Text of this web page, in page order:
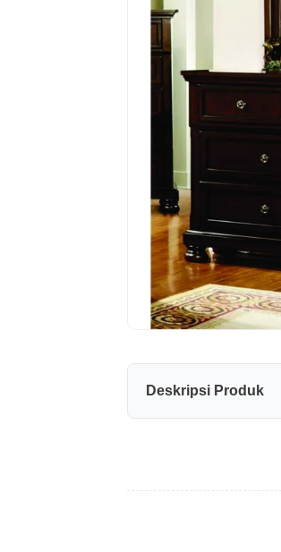
Deskripsi Produk